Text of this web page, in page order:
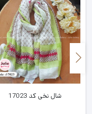
شال نخی کد 17023